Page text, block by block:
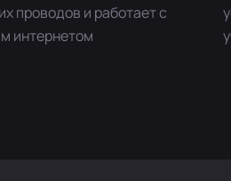
проводов и работает с
интернетом